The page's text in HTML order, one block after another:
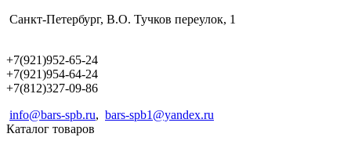
Санкт-Петербург, В.О. Тучков переулок, 1
+7(921)952-65-24
+7(921)954-64-24
+7(812)327-09-86
info@bars-spb.ru, bars-spb1@yandex.ru
Каталог товаров